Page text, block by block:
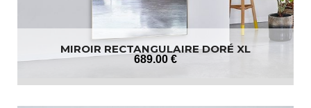
MIROIR RECTANGULAIRE DORÉ XL
689.00 €